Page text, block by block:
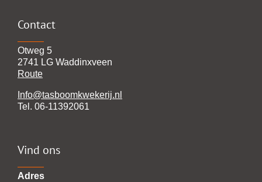
Contact
Otweg 5
2741 LG Waddinxveen
Route
Info@tasboomkwekerij.nl
Tel. 06-11392061
Vind ons
Adres